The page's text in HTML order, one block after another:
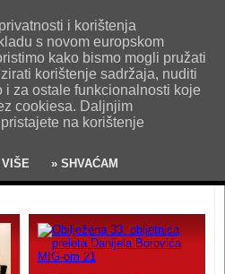
Impresum
Uvjeti korištenja
i korištenja
s novom europskom
kako bismo mogli pružati
korištenje sadržaja, nuditi
za ostale funkcionalnosti koje
cookiesa. Daljnjim
na korištenje
» SHVAĆAM